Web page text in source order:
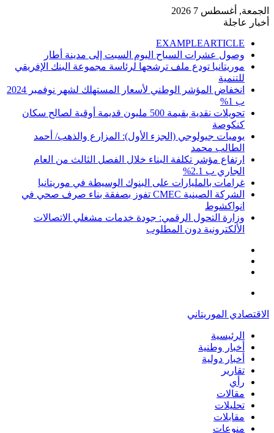
الجمعة, أغسطس 7 2026
أخبار عاجلة
EXAMPLEARTICLE
وصول عشرات السياح اليوم السبت إلى مدينة أطار
موريتانيا تودع ملف ترشحها لرئاسة مجموعة البنك الإفريقي
للتنمية
انخفاض المؤشر الوطني لأسعار المستهلك لشهر نوفمبر 2024
ب 1%
تحويلات نقدية بقيمة 500 مليون قديمة أوقية لصالح سكان
كنكوصة
يوميات جيولوجي (الجزء الأول): المزارع والذهب/ أحمد
الطالب محمد
ارتفاع مؤشر تكلفة البناء خلال الفصل الثالث من العام
الجاري ب 2.1%
غرامات بالمليارات على البنوك الوسيطة في موريتانيا
الشركة الصينية CMEC تفوز بصفقة بناء صرف صحي في
انواكشوط
وزارة التحول الرقمي: جودة خدمات مشغلي الاتصالات
الألكترونية دون المطلوب
الاقتصادي الموريتاني
الرئيسية
أخبار وطنية
أخبار دولية
تقارير
رأي
مقالات
تحليلات
مقابلات
منوعات